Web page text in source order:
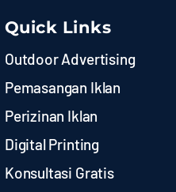
Quick Links
Outdoor Advertising
Pemasangan Iklan
Perizinan Iklan
Digital Printing
Konsultasi Gratis